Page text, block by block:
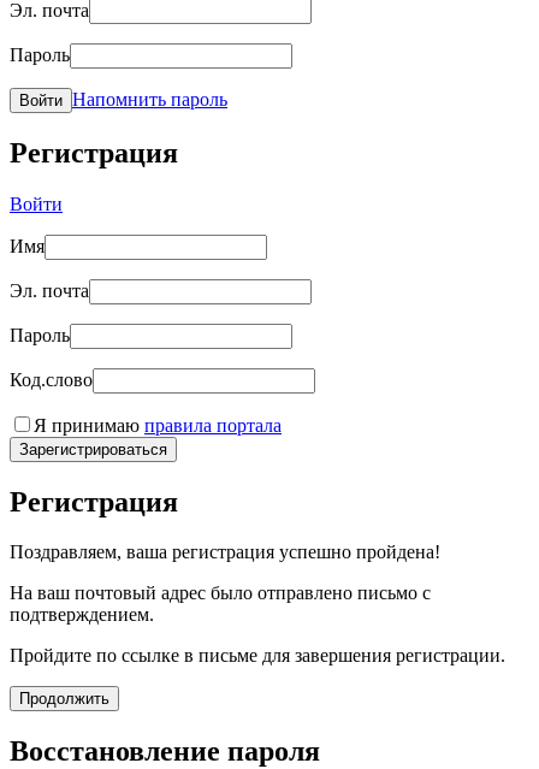
Эл. почта
Пароль
Войти Напомнить пароль
Регистрация
Войти
Имя
Эл. почта
Пароль
Код.слово
Я принимаю правила портала
Зарегистрироваться
Регистрация
Поздравляем, ваша регистрация успешно пройдена!
На ваш почтовый адрес было отправлено письмо с
подтверждением.
Пройдите по ссылке в письме для завершения регистрации.
Продолжить
Восстановление пароля